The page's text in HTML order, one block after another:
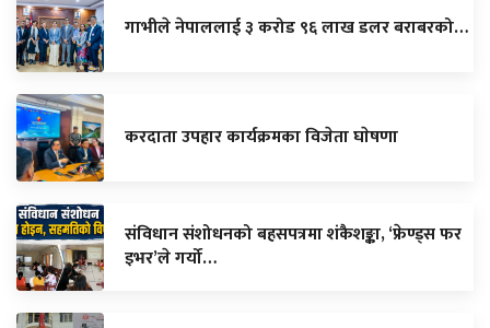
गाभीले नेपाललाई ३ करोड ९६ लाख डलर बराबरको…
करदाता उपहार कार्यक्रमका विजेता घाेषणा
संविधान संशोधनको बहसपत्रमा शंकैशङ्का, ‘फ्रेण्ड्स फर
इभर’ले गर्यो…